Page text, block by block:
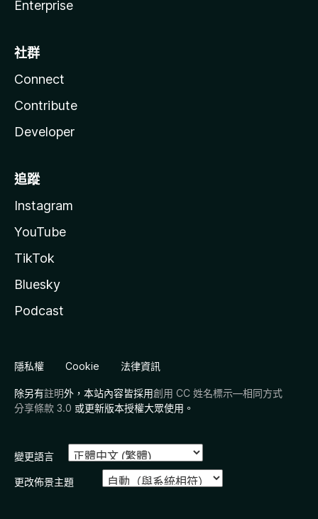
Enterprise
社群
Connect
Contribute
Developer
追蹤
Instagram
YouTube
TikTok
Bluesky
Podcast
隱私權 Cookie 法律資訊
除另有註明外，本站內容皆採用創用 CC 姓名標示—相同方式
分享條款 3.0 或更新版本授權大眾使用。
變更語言
更改佈景主題